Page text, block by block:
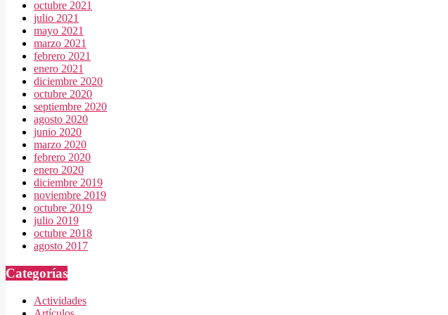
octubre 2021
julio 2021
mayo 2021
marzo 2021
febrero 2021
enero 2021
diciembre 2020
octubre 2020
septiembre 2020
agosto 2020
junio 2020
marzo 2020
febrero 2020
enero 2020
diciembre 2019
noviembre 2019
octubre 2019
julio 2019
octubre 2018
agosto 2017
Categorías
Actividades